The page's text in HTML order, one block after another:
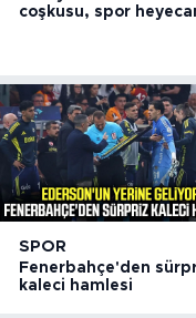
coşkusu, spor
SPOR
Fenerbahçe'den
kaleci hamlesi